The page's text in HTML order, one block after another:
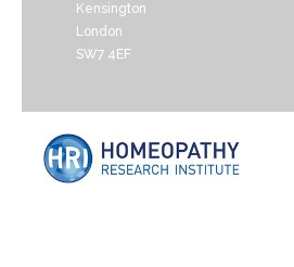
Kensington
London
SW7 4EF